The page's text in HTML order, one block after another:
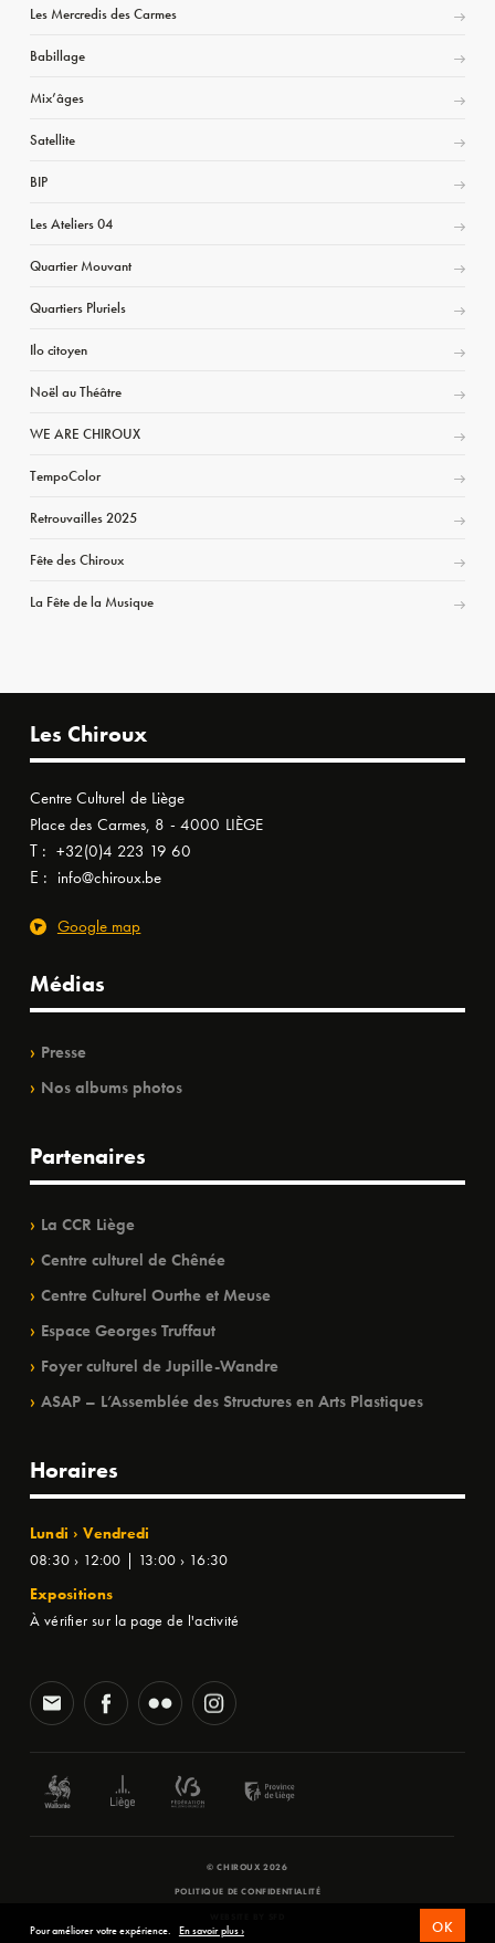
Les Mercredis des Carmes
Babillage
Mix’âges
Satellite
BIP
Les Ateliers 04
Quartier Mouvant
Quartiers Pluriels
Ilo citoyen
Noël au Théâtre
WE ARE CHIROUX
TempoColor
Retrouvailles 2025
Fête des Chiroux
La Fête de la Musique
Les Chiroux
Centre Culturel de Liège
Place des Carmes, 8 - 4000 LIÈGE
T : +32(0)4 223 19 60
E : info@chiroux.be
Google map
Médias
Presse
Nos albums photos
Partenaires
La CCR Liège
Centre culturel de Chênée
Centre Culturel Ourthe et Meuse
Espace Georges Truffaut
Foyer culturel de Jupille-Wandre
ASAP – L’Assemblée des Structures en Arts Plastiques
Horaires
Lundi › Vendredi
08:30 › 12:00 | 13:00 › 16:30
Expositions
À vérifier sur la page de l'activité
© CHIROUX 2026
POLITIQUE DE CONFIDENTIALITÉ
Pour améliorer votre expérience. En savoir plus › OK